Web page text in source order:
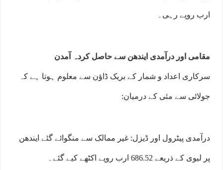
ارب روپے رہی۔
مقامی اور درآمدی ایندھن سے حاصل کردہ آمدن
سرکاری اعداد و شمار کے بریک ڈاؤن سے معلوم ہوتا ہے کہ
جولائی سے مئی کے درمیان:
درآمدی پیٹرول اور ڈیزل: غیر ممالک سے منگوائے گئے ایندھن
پر لیوی کے ذریعے 686.52 ارب روپے اکٹھے کیے گئے۔